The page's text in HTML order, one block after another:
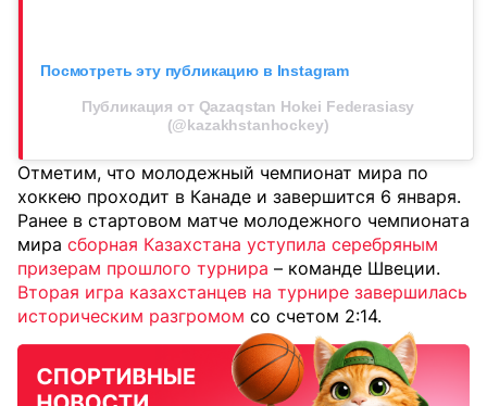
Посмотреть эту публикацию в Instagram
Публикация от Qazaqstan Hokei Federasiasy
(@kazakhstanhockey)
Отметим, что молодежный чемпионат мира по
хоккею проходит в Канаде и завершится 6 января.
Ранее в стартовом матче молодежного чемпионата
мира сборная Казахстана уступила серебряным
призерам прошлого турнира – команде Швеции.
Вторая игра казахстанцев на турнире завершилась
историческим разгромом со счетом 2:14.